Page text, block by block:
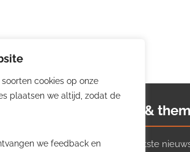
cookies op onze
plaatsen we altijd, zodat de
we feedback en
nieuws,
Nieuws &
Volg het laatste